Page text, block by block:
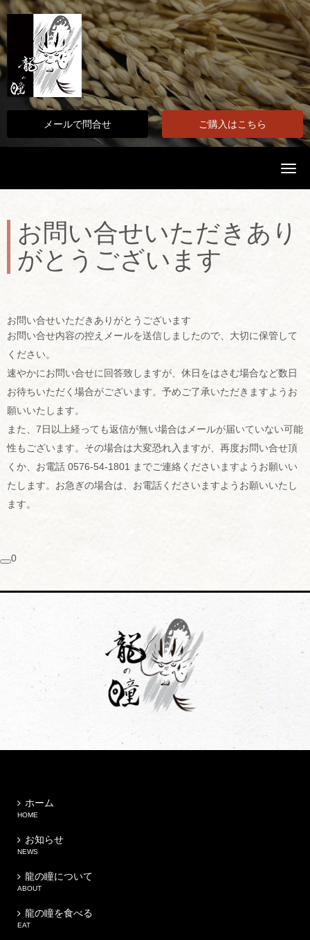
メールで問合せ ご購入はこちら
N
v
a
t
i
お問い合せいただきあり
がとうございます
お問い合せいただきありがとうございます
お問い合せ内容の控えメールを送信しましたので、大切に保管して
ください。
速やかにお問い合せに回答致しますが、休日をはさむ場合など数日
お待ちいただく場合がございます。予めご了承いただきますようお
願いいたします。
また、7日以上経っても返信が無い場合はメールが届いていない可能
性もございます。その場合は大変恐れ入ますが、再度お問い合せ頂
くか、お電話 0576-54-1801 までご連絡くださいますようお願いい
たします。お急ぎの場合は、お電話くださいますようお願いいたし
ます。
0
ホーム
HOME
お知らせ
NEWS
龍の瞳について
ABOUT
龍の瞳を食べる
EAT